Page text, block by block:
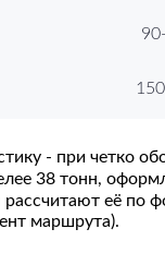
- при четко
38 тонн,
рассчитают её по
маршрута).